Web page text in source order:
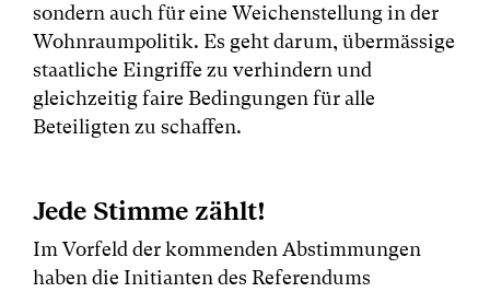
sondern auch für eine Weichenstellung in der
Wohnraumpolitik. Es geht darum, übermässige
staatliche Eingriffe zu verhindern und
gleichzeitig faire Bedingungen für alle
Beteiligten zu schaffen.
Jede Stimme zählt!
Im Vorfeld der kommenden Abstimmungen
haben die Initianten des Referendums